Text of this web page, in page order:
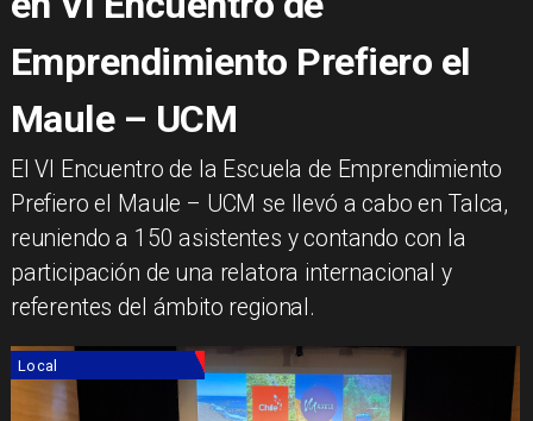
Emprendimiento Prefiero el
Maule – UCM
El VI Encuentro de la Escuela de Emprendimiento
Prefiero el Maule – UCM se llevó a cabo en Talca,
reuniendo a 150 asistentes y contando con la
participación de una relatora internacional y
referentes del ámbito regional.
Local